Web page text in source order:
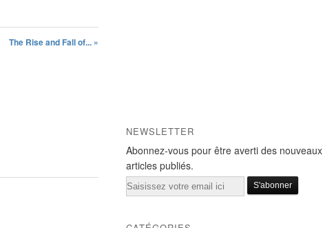
The Rise and Fall of... »
NEWSLETTER
Abonnez-vous pour être averti des nouveaux
articles publiés.
Email